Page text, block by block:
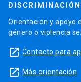
Orientación y apoyo
género o violencia
launch Contacto para
launch Más orientación